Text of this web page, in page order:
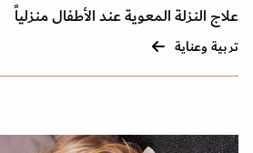
علاج النزلة المعوية عند الأطفال منزلياً
تربية وعناية